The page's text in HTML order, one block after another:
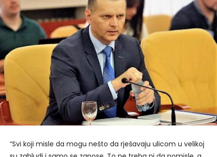
“Svi koji misle da mogu nešto da rješavaju ulicom u velikoj